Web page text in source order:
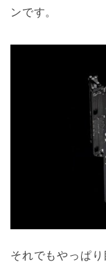
ンです。
それでもやっぱ